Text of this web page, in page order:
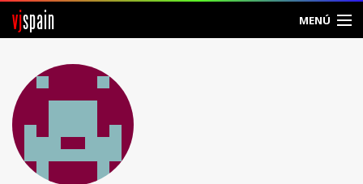
vjspain MENÚ
Foros
Noticias
Vjspain